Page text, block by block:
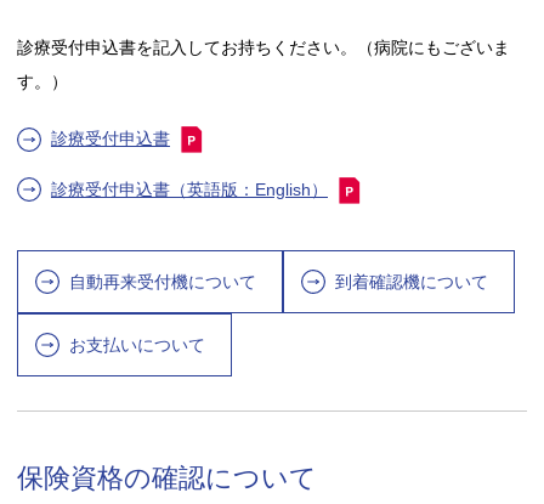
診療受付申込書を記入してお持ちください。（病院にもございま
す。）
診療受付申込書
診療受付申込書（英語版：English）
自動再来受付機について 到着確認機について
お支払いについて
保険資格の確認について